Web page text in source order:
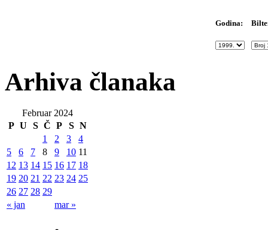
Godina:
Arhiva članaka
Februar 2024
P U S Č P S N
« jan mar »
1 2 3
4
5
6 7 8 9 10 11
12 13 14 15 16 17 18
19 20 21 22 23 24 25
26 27 28 29